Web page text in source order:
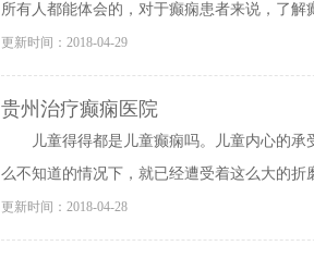
所有人都能体会的，对于癫痫患者来说，了解
更新时间：2018-04-29
贵州治疗癫痫医院
儿童得得都是儿童癫痫吗。儿童内心的
么不知道的情况下，就已经遭受着这么大的折
更新时间：2018-04-28